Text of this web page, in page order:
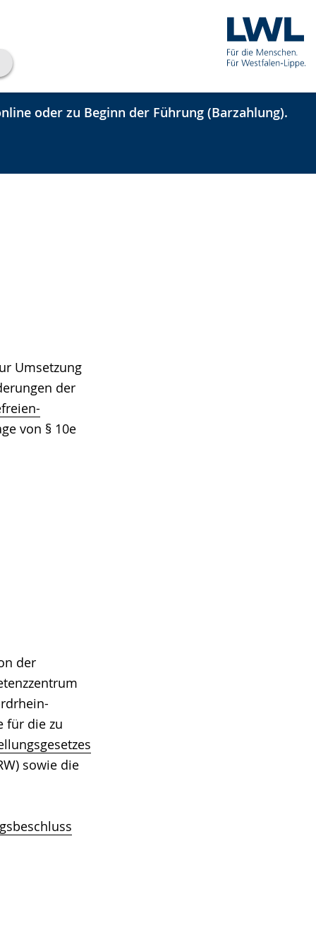
oder zu Beginn der Führung (Barzahlung).
Umsetzung
der
von § 10e
der
für die zu
sowie die